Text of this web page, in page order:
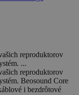
reproduktorov
...
reproduktorov
Beosound Core
i bezdrôtové